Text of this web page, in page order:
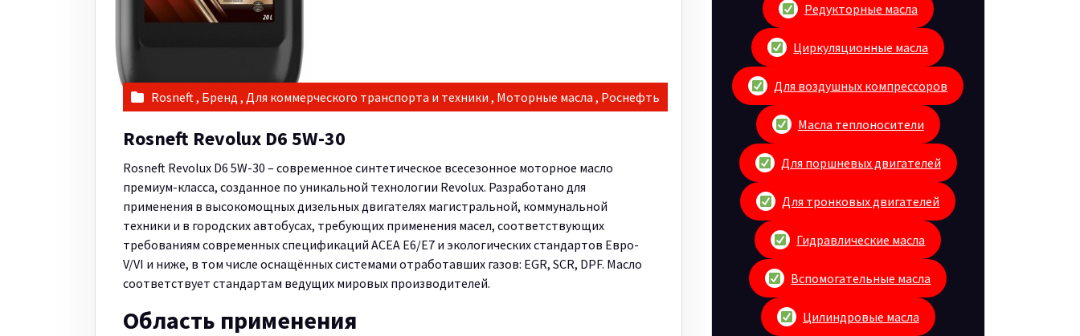
Rosneft, Бренд , Для коммерческого транспорта и техники , Моторные масла , Роснефть
Rosneft Revolux D6 5W-30
Rosneft Revolux D6 5W-30 – современное синтетическое всесезонное моторное масло
премиум-класса, созданное по уникальной технологии Revolux. Разработано для
применения в высокомощных дизельных двигателях магистральной, коммунальной
техники и в городских автобусах, требующих применения масел, соответствующих
требованиям современных спецификаций ACEA E6/E7 и экологических стандартов Евро-
V/VI и ниже, в том числе оснащённых системами отработавших газов: EGR, SCR, DPF. Масло
соответствует стандартам ведущих мировых производителей.
Область применения
Редукторные масла
Циркуляционные масла
Для воздушных компрессоров
Масла теплоносители
Для поршневых двигателей
Для тронковых двигателей
Гидравлические масла
Вспомогательные масла
Цилиндровые масла